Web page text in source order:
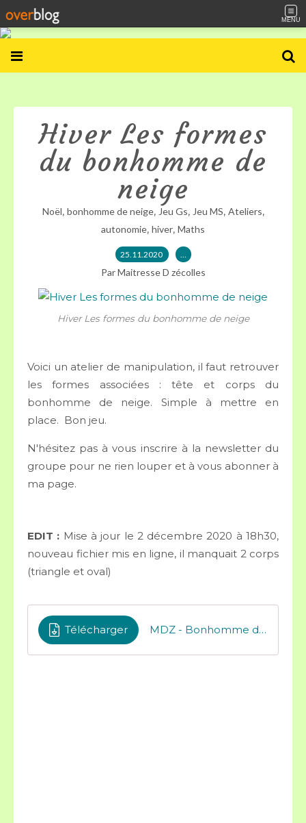
MENU
Hiver Les formes
du bonhomme de
neige
Noël, bonhomme de neige, Jeu Gs, Jeu MS, Ateliers,
autonomie, hiver, Maths
25.11.2020 …
Par Maitresse D zécolles
Hiver Les formes du bonhomme de neige
Voici un atelier de manipulation, il faut retrouver
les formes associées : tête et corps du
bonhomme de neige. Simple à mettre en
place. Bon jeu.
N'hésitez pas à vous inscrire à la newsletter du
groupe pour ne rien louper et à vous abonner à
ma page.
EDIT : Mise à jour le 2 décembre 2020 à 18h30,
nouveau fichier mis en ligne, il manquait 2 corps
(triangle et oval)
Télécharger MDZ - Bonhomme de neige formes géométriques